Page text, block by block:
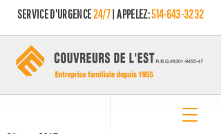
SERVICE D'URGENCE24/7| APPELEZ:514-643-3232